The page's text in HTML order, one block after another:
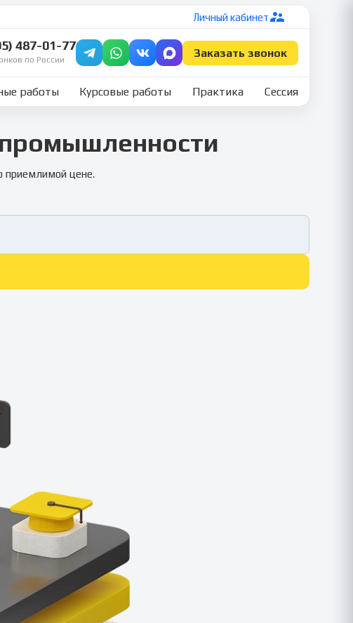
Личный кабинет
487-01-77
по России
Заказать звонок
работы Курсовые работы Практика Сессия
приемлимой цене.